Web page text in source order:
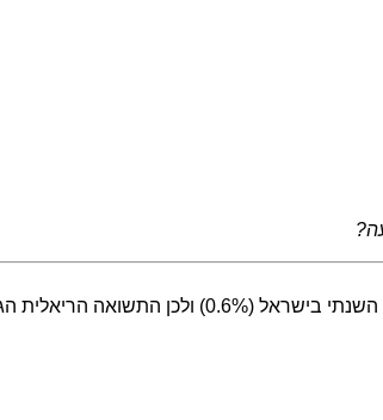
התשואה (הריבית) השנתית הגלומה במדד היא 0.7% לשנה. התשואה גבוהה יותר ממדד